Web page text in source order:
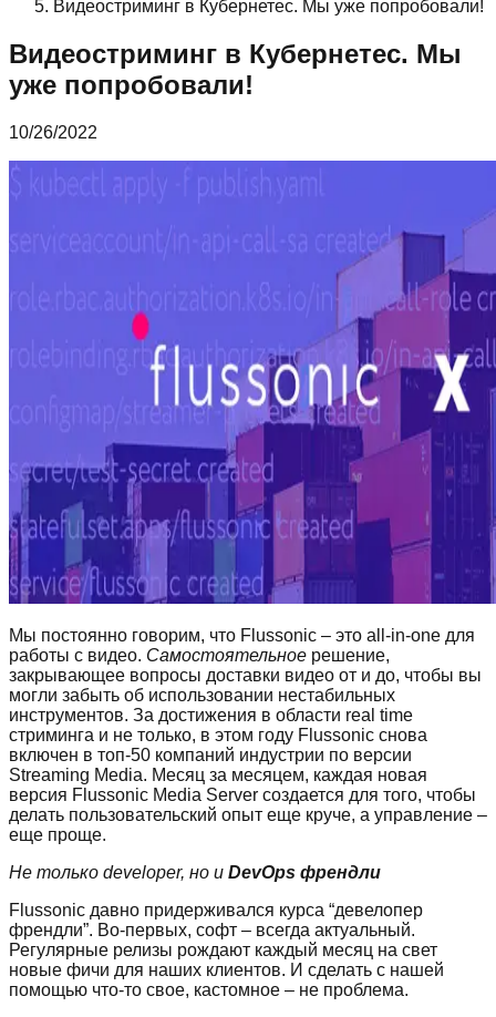
Видеостриминг в Кубернетес. Мы уже попробовали!
Видеостриминг в Кубернетес. Мы
уже попробовали!
10/26/2022
Мы постоянно говорим, что Flussonic – это all-in-one для
работы с видео. Самостоятельное решение,
закрывающее вопросы доставки видео от и до, чтобы вы
могли забыть об использовании нестабильных
инструментов. За достижения в области real time
стриминга и не только, в этом году Flussonic снова
включен в топ-50 компаний индустрии по версии
Streaming Media. Месяц за месяцем, каждая новая
версия Flussonic Media Server создается для того, чтобы
делать пользовательский опыт еще круче, а управление –
еще проще.
Не только developer, но и DevOps френдли
Flussonic давно придерживался курса “девелопер
френдли”. Во-первых, софт – всегда актуальный.
Регулярные релизы рождают каждый месяц на свет
новые фичи для наших клиентов. И сделать с нашей
помощью что-то свое, кастомное – не проблема.